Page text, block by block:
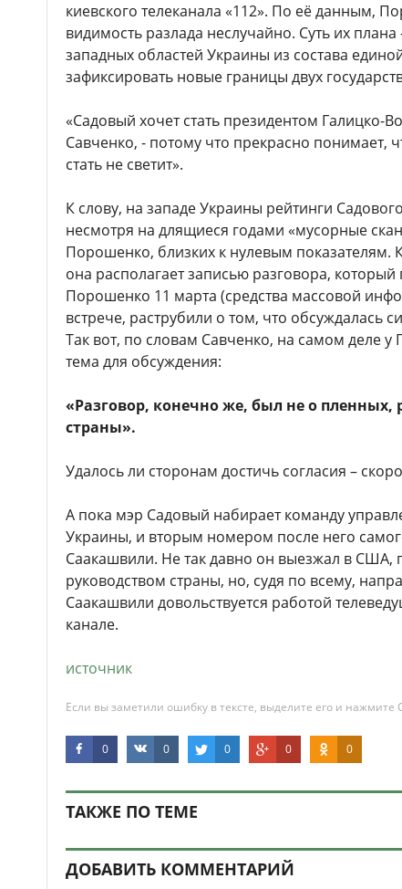
киевского телеканала «112». По её данным,
видимость разлада неслучайно. Суть их
западных областей Украины из состава
зафиксировать новые границы двух
«Садовый хочет стать президентом Галицко-
Савченко, - потому что прекрасно понимает,
стать не светит».
К слову, на западе Украины рейтинги
несмотря на длящиеся годами «мусорные
Порошенко, близких к нулевым показателям.
она располагает записью разговора,
Порошенко 11 марта (средства массовой
встрече, раструбили о том, что обсуждалась
Так вот, по словам Савченко, на самом деле
тема для обсуждения:
«Разговор, конечно же, был не о пленных,
страны».
Удалось ли сторонам достичь согласия –
А пока мэр Садовый набирает команду
Украины, и вторым номером после него
Саакашвили. Не так давно он выезжал в США,
руководством страны, но, судя по всему,
Саакашвили довольствуется работой
канале.
источник
Если вы заметили ошибку в тексте, выделите его и нажмите
0 0 0 0 0
ТАКЖЕ ПО ТЕМЕ
ДОБАВИТЬ КОММЕНТАРИЙ